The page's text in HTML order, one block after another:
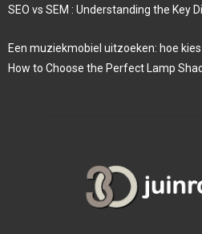
SEO vs SEM : Understanding the Key
Een muziekmobiel uitzoeken: hoe
How to Choose the Perfect Lamp